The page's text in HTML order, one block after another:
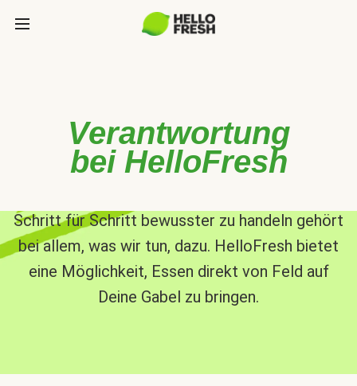
Verantwortung
bei HelloFresh
Schritt für Schritt bewusster zu handeln gehört
bei allem, was wir tun, dazu. HelloFresh bietet
eine Möglichkeit, Essen direkt von Feld auf
Deine Gabel zu bringen.